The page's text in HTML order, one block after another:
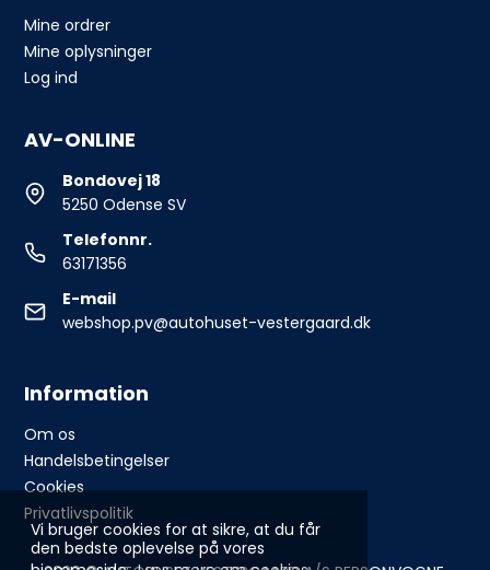
Vi bruger cookies for at sikre, at du får
den bedste oplevelse på vores
Mine ordrer
Mine oplysninger
Log ind
AV-ONLINE
Bondovej 18
5250 Odense SV
Telefonnr.
63171356
E-mail
webshop.pv@autohuset-vestergaard.dk
Information
Om os
Handelsbetingelser
Cookies
Privatlivspolitik